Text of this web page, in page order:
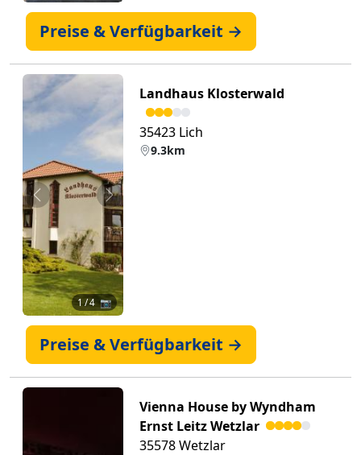
Preise & Verfügbarkeit →
Zurück Weiter
1 / 4 📷
Landhaus Klosterwald
35423 Lich
9.3km
Preise & Verfügbarkeit →
Vienna House by Wyndham
Ernst Leitz Wetzlar
35578 Wetzlar